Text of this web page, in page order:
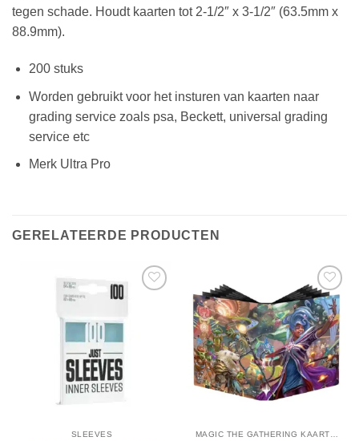
tegen schade. Houdt kaarten tot 2-1/2″ x 3-1/2″ (63.5mm x
88.9mm).
200 stuks
Worden gebruikt voor het insturen van kaarten naar
grading service zoals psa, Beckett, universal grading
service etc
Merk Ultra Pro
GERELATEERDE PRODUCTEN
SLEEVES